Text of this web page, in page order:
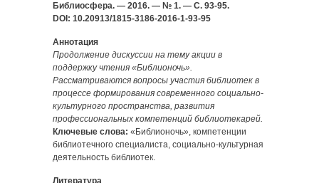
Библиосфера. — 2016. — № 1. — С. 93-95.
DOI: 10.20913/1815-3186-2016-1-93-95
Аннотация
Продолжение дискуссии на тему акции в
поддержку чтения «Библионочь».
Рассматриваются вопросы участия библиотек в
процессе формирования современного социально-
культурного пространства, развития
профессиональных компетенций библиотекарей.
Ключевые слова: «Библионочь», компетенции
библиотечного специалиста, социально-культурная
деятельность библиотек.
Литература